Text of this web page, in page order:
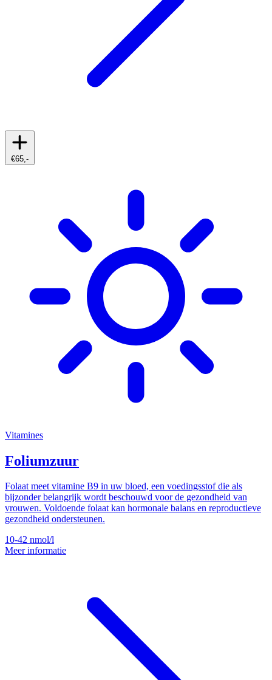
€65,-
Vitamines
Foliumzuur
Folaat meet vitamine B9 in uw bloed, een voedingsstof die als
bijzonder belangrijk wordt beschouwd voor de gezondheid van
vrouwen. Voldoende folaat kan hormonale balans en reproductieve
gezondheid ondersteunen.
10-42 nmol/l
Meer informatie